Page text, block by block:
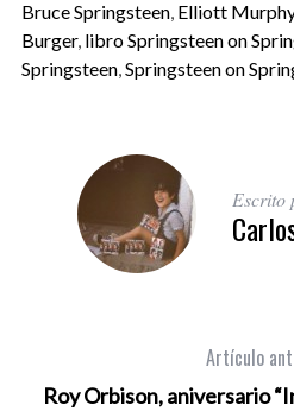
Bruce Springsteen, Elliott Murphy
Burger, libro Springsteen on
Springsteen,Springsteen on
Escrito
Artículo
Roy Orbison, aniversario